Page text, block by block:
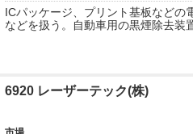
ICパッケージ、プリント基板などの
などを扱う。自動車用の黒煙除去装
6920 レーザーテック(株)